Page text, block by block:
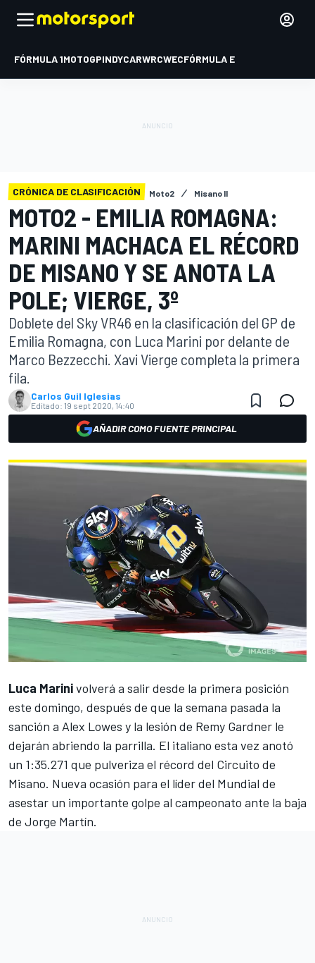
FÓRMULA 1MOTOGPINDYCARWRCWECFÓRMULA E
CRÓNICA DE CLASIFICACIÓN Moto2 Misano II
MOTO2 - EMILIA ROMAGNA:
MARINI MACHACA EL RÉCORD
DE MISANO Y SE ANOTA LA
POLE; VIERGE, 3º
Doblete del Sky VR46 en la clasificación del GP de
Emilia Romagna, con Luca Marini por delante de
Marco Bezzecchi. Xavi Vierge completa la primera
fila.
Carlos Guil Iglesias
Editado: 19 sept 2020, 14:40
AÑADIR COMO FUENTE PRINCIPAL
Luca Marinivolverá a salir desde la primera posición
este domingo, después de que la semana pasada la
sanción a Alex Lowes y la lesión de Remy Gardner le
dejarán abriendo la parrilla. El italiano esta vez anotó
un 1:35.271 que pulveriza el récord del Circuito de
Misano. Nueva ocasión para el líder del Mundial de
asestar un importante golpe al campeonato ante la baja
de Jorge Martín.